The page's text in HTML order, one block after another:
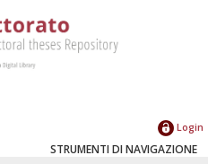
Login
STRUMENTI DI NAVIGAZIONE